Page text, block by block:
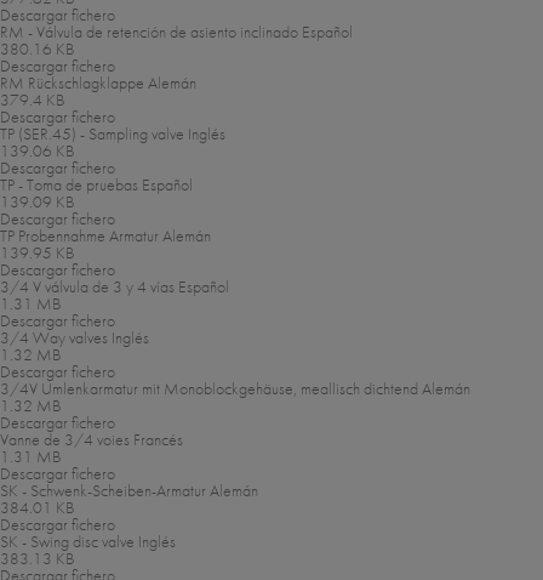
Descargar fichero
RM - Válvula de retención de asiento inclinado Español
380.16 KB
Descargar fichero
RM Rückschlagklappe Alemán
379.4 KB
Descargar fichero
TP (SER.45) - Sampling valve Inglés
139.06 KB
Descargar fichero
TP - Toma de pruebas Español
139.09 KB
Descargar fichero
TP Probennahme Armatur Alemán
139.95 KB
Descargar fichero
3/4 V válvula de 3 y 4 vías Español
1.31 MB
Descargar fichero
3/4 Way valves Inglés
1.32 MB
Descargar fichero
3/4V Umlenkarmatur mit Monoblockgehäuse, meallisch dichtend Alemán
1.32 MB
Descargar fichero
Vanne de 3/4 voies Francés
1.31 MB
Descargar fichero
SK - Schwenk-Scheiben-Armatur Alemán
384.01 KB
Descargar fichero
SK - Swing disc valve Inglés
383.13 KB